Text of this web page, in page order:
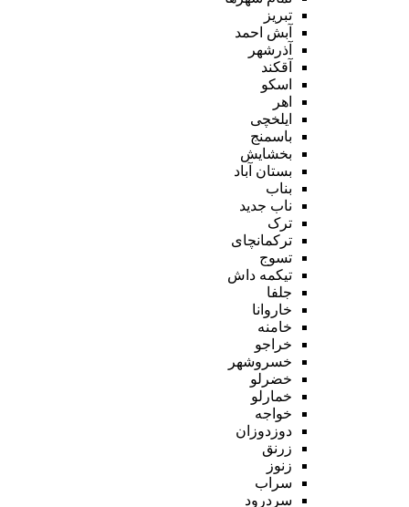
تبریز
آبش احمد
آذرشهر
آقکند
اسکو
اهر
ایلخچی
باسمنج
بخشایش
بستان آباد
بناب
ناب جدید
ترک
ترکمانچای
تسوج
تیکمه داش
جلفا
خاروانا
خامنه
خراجو
خسروشهر
خضرلو
خمارلو
خواجه
دوزدوزان
زرنق
زنوز
سراب
سردرود